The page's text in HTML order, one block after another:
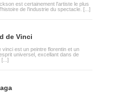
est certainement l'artiste le plus
de l'industrie du spectacle. [...]
de Vinci
vinci est un peintre florentin et un
universel, excellant dans de
[...]